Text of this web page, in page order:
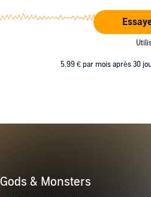
5,99 € par mois après 30
Gods & Monsters